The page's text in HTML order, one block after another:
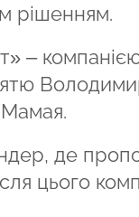
рішенням.
–
де
цього